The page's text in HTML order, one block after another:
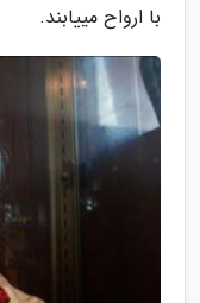
با ارواح مییابند.